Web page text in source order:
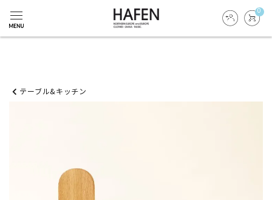
0
テーブル&キッチン